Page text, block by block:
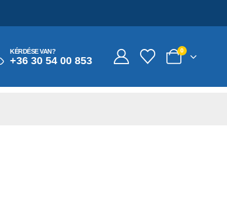
KÉRDÉSE VAN?
+36 30 54 00 853
0